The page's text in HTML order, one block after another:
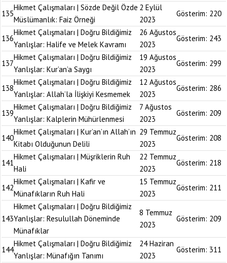
135
Hikmet Çalışmaları | Sözde Değil Özde
Müslümanlık: Faiz Örneği
2 Eylül
2023
Gösterim: 220
136
Hikmet Çalışmaları | Doğru Bildiğimiz
Yanlışlar: Halife ve Melek Kavramı
26 Ağustos
2023
Gösterim: 243
137
Hikmet Çalışmaları | Doğru Bildiğimiz
Yanlışlar: Kur’an’a Saygı
19 Ağustos
2023
Gösterim: 299
138
Hikmet Çalışmaları | Doğru Bildiğimiz
Yanlışlar: Allah’la İlişkiyi Kesmemek
12 Ağustos
2023
Gösterim: 286
139
Hikmet Çalışmaları | Doğru Bildiğimiz
Yanlışlar: Kalplerin Mühürlenmesi
7 Ağustos
2023
Gösterim: 209
140
Hikmet Çalışmaları | Kur’an’ın Allah’ın
Kitabı Olduğunun Delili
29 Temmuz
2023
Gösterim: 208
141
Hikmet Çalışmaları | Müşriklerin Ruh
Hali
22 Temmuz
2023
Gösterim: 218
142
Hikmet Çalışmaları | Kafir ve
Münafıkların Ruh Hali
15 Temmuz
2023
Gösterim: 211
143
Hikmet Çalışmaları | Doğru Bildiğimiz
Yanlışlar: Resulullah Döneminde
Münafıklar
8 Temmuz
2023
Gösterim: 209
144
Hikmet Çalışmaları | Doğru Bildiğimiz
Yanlışlar: Münafığın Tanımı
24 Haziran
2023
Gösterim: 311